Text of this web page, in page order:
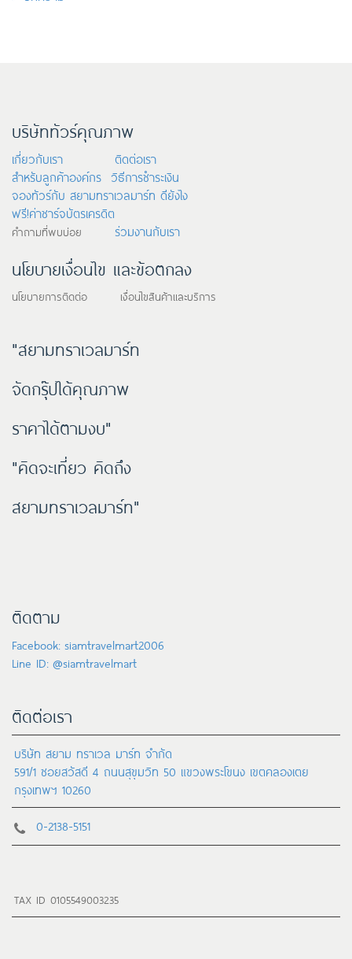
บริษัททัวร์คุณภาพ
เกี่ยวกับเรา
ติดต่อเรา
สำหรับลูกค้าองค์กร วิธีการชำระเงิน
จองทัวร์กับ สยามทราเวลมาร์ท ดียังไง
ฟรี!ค่าชาร์จบัตรเครดิต
คำถามที่พบบ่อย ร่วมงานกับเรา
นโยบายเงื่อนไข และข้อตกลง
นโยบายการติดต่อ เงื่อนไขสินค้าและบริการ
"สยามทราเวลมาร์ท
จัดกรุ๊ปได้คุณภาพ
ราคาได้ตามงบ"
"คิดจะเที่ยว คิดถึง
สยามทราเวลมาร์ท"
ติดตาม
Facebook: siamtravelmart2006
Line ID: @siamtravelmart
ติดต่อเรา
บริษัท สยาม ทราเวล มาร์ท จำกัด
591/1 ซอยสวัสดี 4 ถนนสุขุมวิท 50 แขวงพระโขนง เขตคลองเตย
กรุงเทพฯ 10260
0-2138-5151
TAX ID 0105549003235